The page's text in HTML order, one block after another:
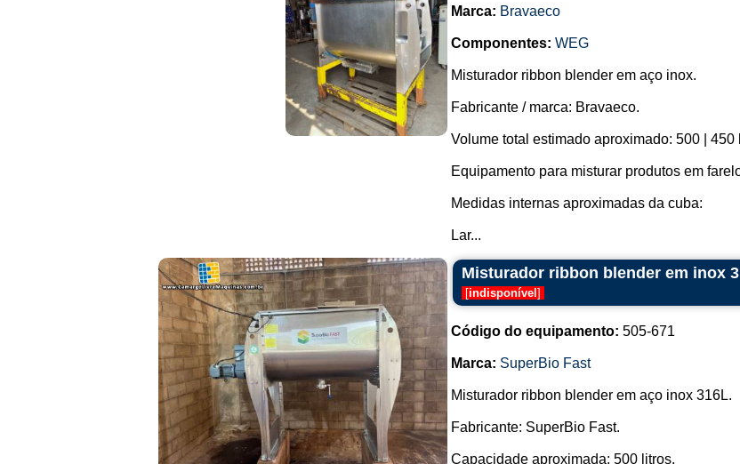
Marca: Bravaeco
Componentes: WEG
Misturador ribbon blender em aço inox.
Fabricante / marca: Bravaeco.
Volume total estimado aproximado: 500 | 450
Equipamento para misturar produtos em
Medidas internas aproximadas da cuba:
Lar...
Misturador ribbon blender em inox
[indisponível ]
Código do equipamento: 505-671
Marca: SuperBio Fast
Misturador ribbon blender em aço inox 316L.
Fabricante: SuperBio Fast.
Capacidade aproximada: 500 litros.